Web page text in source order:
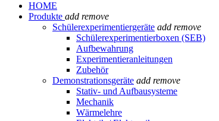
HOME
Produkte add remove
Schülerexperimentiergeräte add remove
Schülerexperimentierboxen (SEB)
Aufbewahrung
Experimentieranleitungen
Zubehör
Demonstrationsgeräte add remove
Stativ- und Aufbausysteme
Mechanik
Wärmelehre